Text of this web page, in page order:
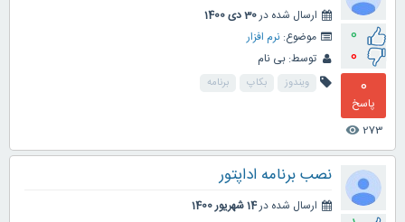
0
0
0
پاسخ
273
visibility
ارسال شده در30 دی 1400
موضوع: نرم افزار
توسط: بی نام
ویندوز بکاپ برنامه
نصب برنامه اداپتور
ارسال شده در14 شهریور 1400